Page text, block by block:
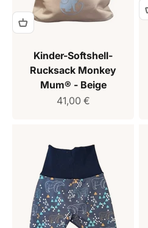
Kinder-Softshell-
Rucksack Monkey
Mum® - Beige
Verkaufspreis
41,00 €